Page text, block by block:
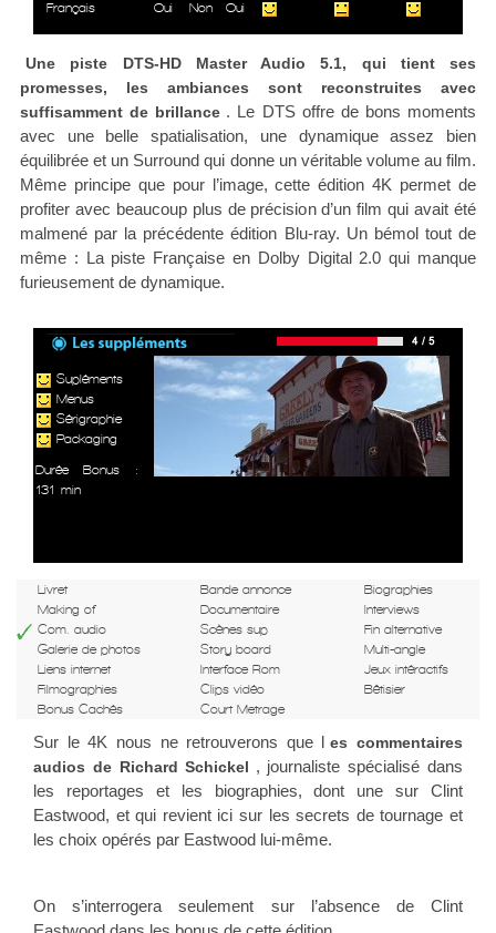
Français
Oui Non Oui
Une piste DTS-HD Master Audio 5.1, qui tient ses
promesses, les ambiances sont reconstruites avec
suffisamment de brillance . Le DTS offre de bons moments
avec une belle spatialisation, une dynamique assez bien
équilibrée et un Surround qui donne un véritable volume au film.
Même principe que pour l’image, cette édition 4K permet de
profiter avec beaucoup plus de précision d’un film qui avait été
malmené par la précédente édition Blu-ray. Un bémol tout de
même : La piste Française en Dolby Digital 2.0 qui manque
furieusement de dynamique.
Supléments
Menus
Sérigraphie
Packaging
Durée Bonus :
131 min
Livret Bande annonce
Biographies
Making of
Documentaire
Interviews
Com. audio
Scènes sup
Fin alternative
Galerie de photos
Story board
Multi-angle
Liens internet
Interface Rom
Jeux intéractifs
Filmographies
Clips vidéo
Bêtisier
Bonus Cachés
Court Metrage
Sur le 4K nous ne retrouverons que l es commentaires
audios de Richard Schickel , journaliste spécialisé dans
les reportages et les biographies, dont une sur Clint
Eastwood, et qui revient ici sur les secrets de tournage et
les choix opérés par Eastwood lui-même.
On s’interrogera seulement sur l’absence de Clint